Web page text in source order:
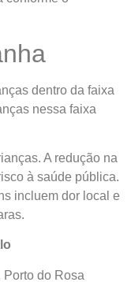
dentro da faixa
nessa faixa
A redução na
à saúde pública.
incluem dor local e
do Rosa